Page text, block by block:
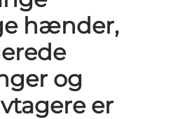
hænder,
og
er